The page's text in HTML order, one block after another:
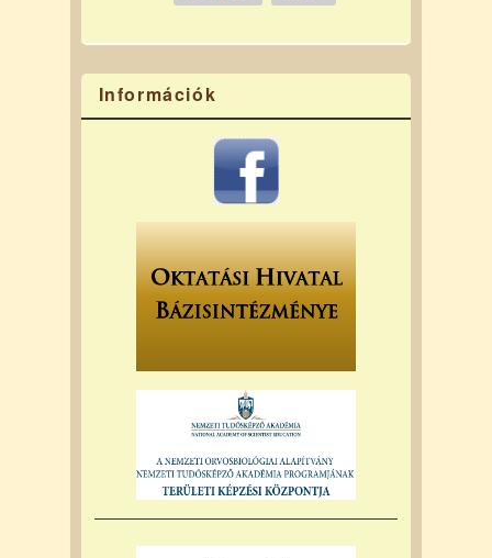
Információk